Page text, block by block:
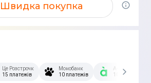
Швидка покупка
Це Розстрочка
15 платежів
Монобанк
10 платежів
А-Банк
10 платежів